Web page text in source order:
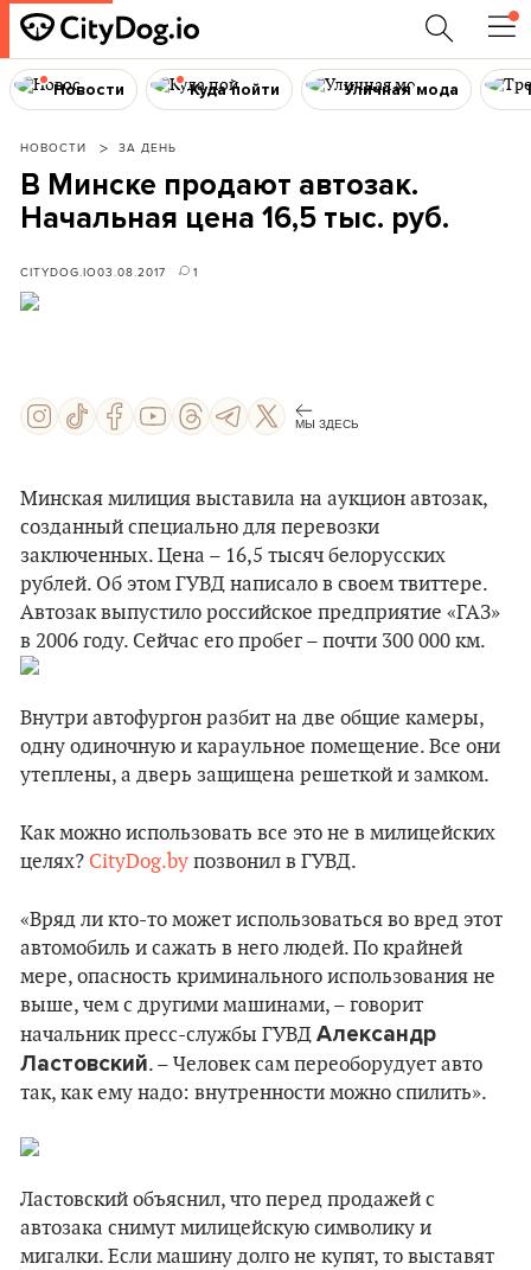
Новости Куда пойти Уличная мода
НОВОСТИ ЗА ДЕНЬ
В Минске продают автозак.
Начальная цена 16,5 тыс. руб.
CITYDOG.IO03.08.2017 1
МЫ ЗДЕСЬ
Минская милиция выставила на аукцион автозак,
созданный специально для перевозки
заключенных. Цена – 16,5 тысяч белорусских
рублей. Об этом ГУВД написало в своем твиттере.
Автозак выпустило российское предприятие «ГАЗ»
в 2006 году. Сейчас его пробег – почти 300 000 км.
Внутри автофургон разбит на две общие камеры,
одну одиночную и караульное помещение. Все они
утеплены, а дверь защищена решеткой и замком.
Как можно использовать все это не в милицейских
целях? CityDog.by позвонил в ГУВД.
«Вряд ли кто-то может использоваться во вред этот
автомобиль и сажать в него людей. По крайней
мере, опасность криминального использования не
выше, чем с другими машинами, – говорит
начальник пресс-службы ГУВД Александр
Ластовский. – Человек сам переоборудует авто
так, как ему надо: внутренности можно спилить».
Ластовский объяснил, что перед продажей с
автозака снимут милицейскую символику и
мигалки. Если машину долго не купят, то выставят